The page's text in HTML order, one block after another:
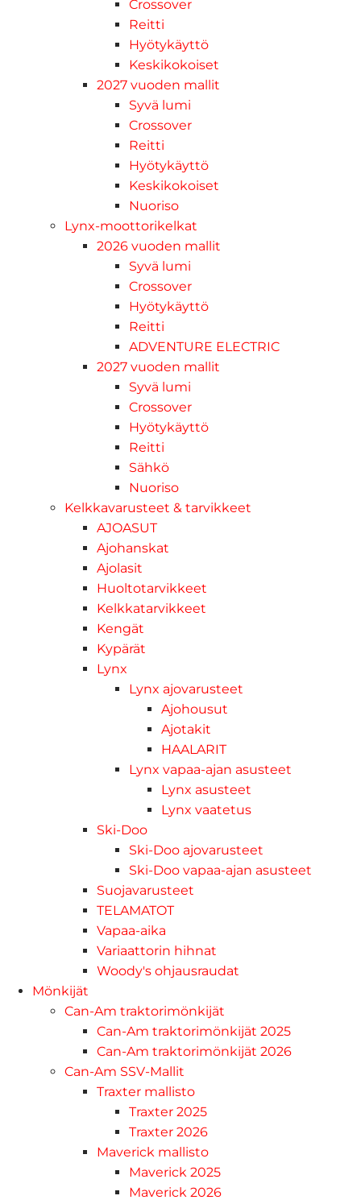
Crossover
Reitti
Hyötykäyttö
Keskikokoiset
2027 vuoden mallit
Syvä lumi
Crossover
Reitti
Hyötykäyttö
Keskikokoiset
Nuoriso
Lynx-moottorikelkat
2026 vuoden mallit
Syvä lumi
Crossover
Hyötykäyttö
Reitti
ADVENTURE ELECTRIC
2027 vuoden mallit
Syvä lumi
Crossover
Hyötykäyttö
Reitti
Sähkö
Nuoriso
Kelkkavarusteet & tarvikkeet
AJOASUT
Ajohanskat
Ajolasit
Huoltotarvikkeet
Kelkkatarvikkeet
Kengät
Kypärät
Lynx
Lynx ajovarusteet
Ajohousut
Ajotakit
HAALARIT
Lynx vapaa-ajan asusteet
Lynx asusteet
Lynx vaatetus
Ski-Doo
Ski-Doo ajovarusteet
Ski-Doo vapaa-ajan asusteet
Suojavarusteet
TELAMATOT
Vapaa-aika
Variaattorin hihnat
Woody's ohjausraudat
Mönkijät
Can-Am traktorimönkijät
Can-Am traktorimönkijät 2025
Can-Am traktorimönkijät 2026
Can-Am SSV-Mallit
Traxter mallisto
Traxter 2025
Traxter 2026
Maverick mallisto
Maverick 2025
Maverick 2026